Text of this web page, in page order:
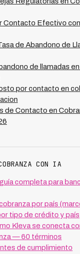
humano se enfoca en
valor, optimizando
recuperación del
y personal.
Contacto Efectivo
de Abandono de
de llamadas
por contacto en
de Contacto en
CON IA
completa para
por país
tipo de crédito y país
Kleva se conecta
— 60 términos
de cumplimiento